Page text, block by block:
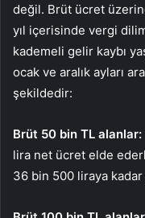
değil. Brüt ücret
yıl içerisinde vergi
kademeli gelir kaybı
ocak ve aralık ayları
şekildedir:
Brüt 50 bin TL alanlar:
lira net ücret elde
36 bin 500 liraya